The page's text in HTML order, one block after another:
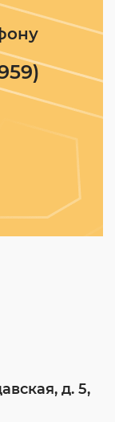
д. 5,